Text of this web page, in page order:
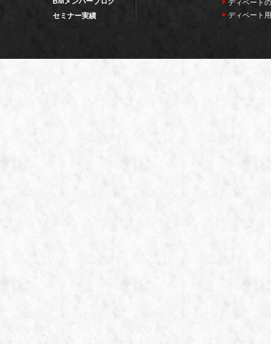
セミナー実績
ディベート
ディベート